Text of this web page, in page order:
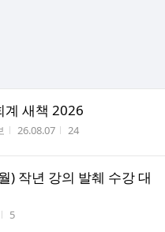
계 새책 2026
작성시간
26.08.07 조회수
24
) 작년 강의 발췌 수강 대
조회수
5